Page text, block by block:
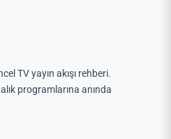
TV yayın akışı rehberi.
programlarına anında